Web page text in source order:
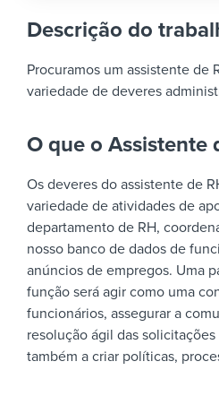
Descrição do
Procuramos um assistente de
variedade de deveres
O que o Assistente
Os deveres do assistente de
variedade de atividades de
departamento de RH,
nosso banco de dados de
anúncios de empregos. Uma
função será agir como uma
funcionários, assegurar a
resolução ágil das
também a criar políticas,